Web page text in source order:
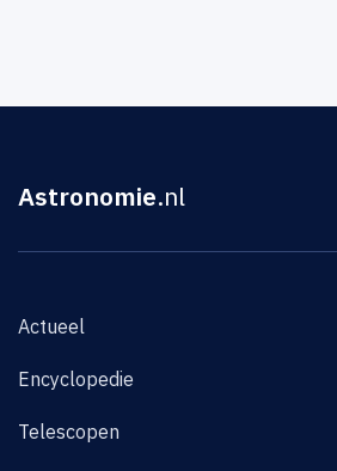
Astronomie.nl
Actueel
Encyclopedie
Telescopen